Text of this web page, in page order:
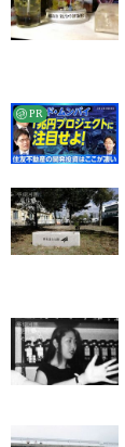
PR